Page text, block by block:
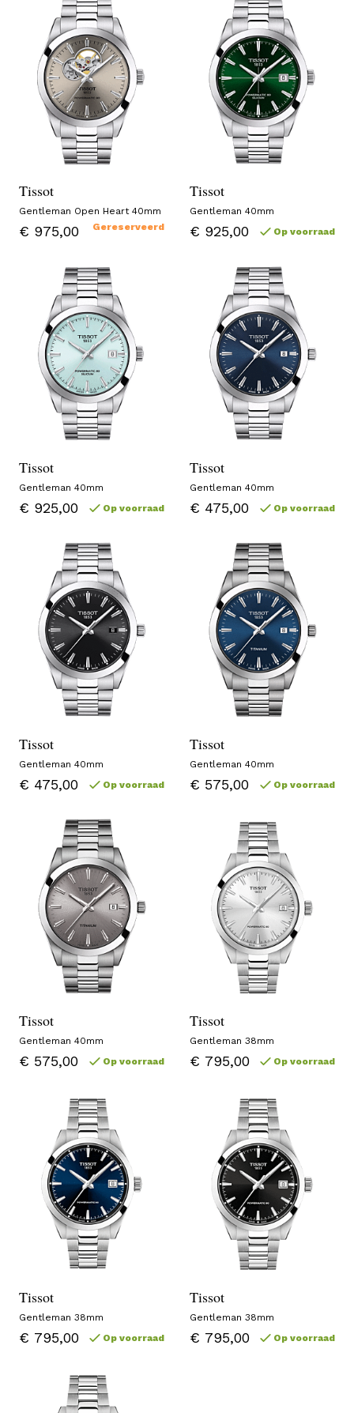
Tissot
Gentleman Open Heart 40mm
€ 975,00 Gereserveerd
Tissot
Gentleman 40mm
€ 925,00 Op voorraad
Tissot
Gentleman 40mm
€ 925,00 Op voorraad
Tissot
Gentleman 40mm
€ 475,00 Op voorraad
Tissot
Gentleman 40mm
€ 475,00 Op voorraad
Tissot
Gentleman 40mm
€ 575,00 Op voorraad
Tissot
Gentleman 40mm
€ 575,00 Op voorraad
Tissot
Gentleman 38mm
€ 795,00 Op voorraad
Tissot
Gentleman 38mm
€ 795,00 Op voorraad
Tissot
Gentleman 38mm
€ 795,00 Op voorraad